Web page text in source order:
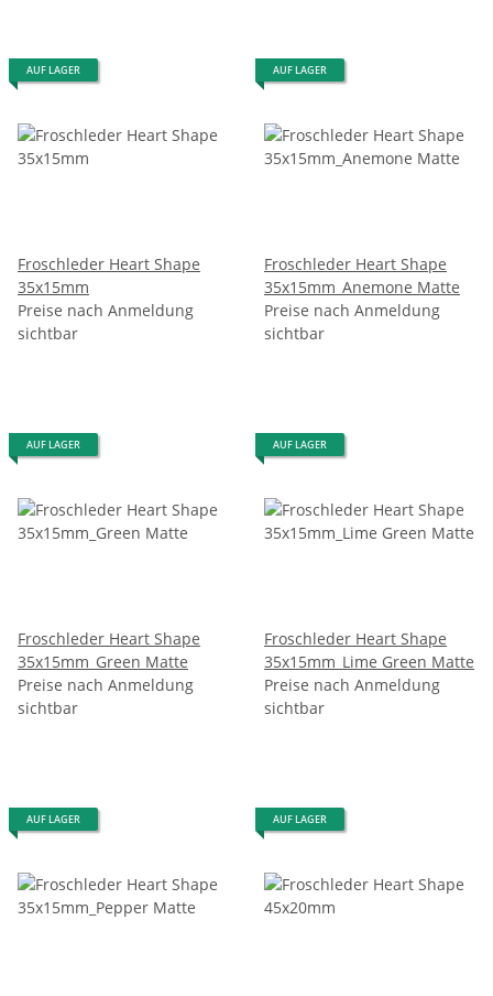
AUF LAGER
Froschleder Heart Shape
35x15mm
Preise nach Anmeldung
sichtbar
AUF LAGER
Froschleder Heart Shape
35x15mm_Anemone Matte
Preise nach Anmeldung
sichtbar
AUF LAGER
Froschleder Heart Shape
35x15mm_Green Matte
Preise nach Anmeldung
sichtbar
AUF LAGER
Froschleder Heart Shape
35x15mm_Lime Green Matte
Preise nach Anmeldung
sichtbar
AUF LAGER AUF LAGER